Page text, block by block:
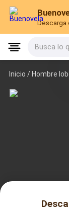
Descarga
Busca lo
Inicio /Hombre